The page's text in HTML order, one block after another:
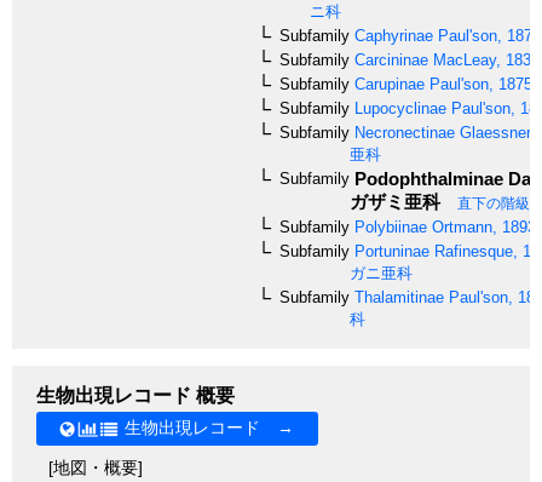
ニ科
Subfamily Caphyrinae Paul'son, 1875
Subfamily Carcininae MacLeay, 1838
Subfamily Carupinae Paul'son, 1875
Subfamily Lupocyclinae Paul'son,
Subfamily Necronectinae Glaessner,
亜科
Subfamily Podophthalminae
ガザミ亜科
直下の階級
Subfamily Polybiinae Ortmann, 1893
Subfamily Portuninae Rafinesque,
ガニ亜科
Subfamily Thalamitinae Paul'son,
科
生物出現レコード 概要
生物出現レコード →
[地図・概要]